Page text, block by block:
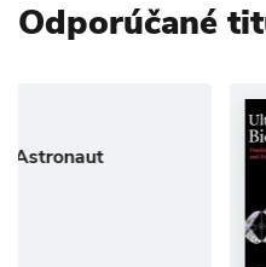
Odporúčané